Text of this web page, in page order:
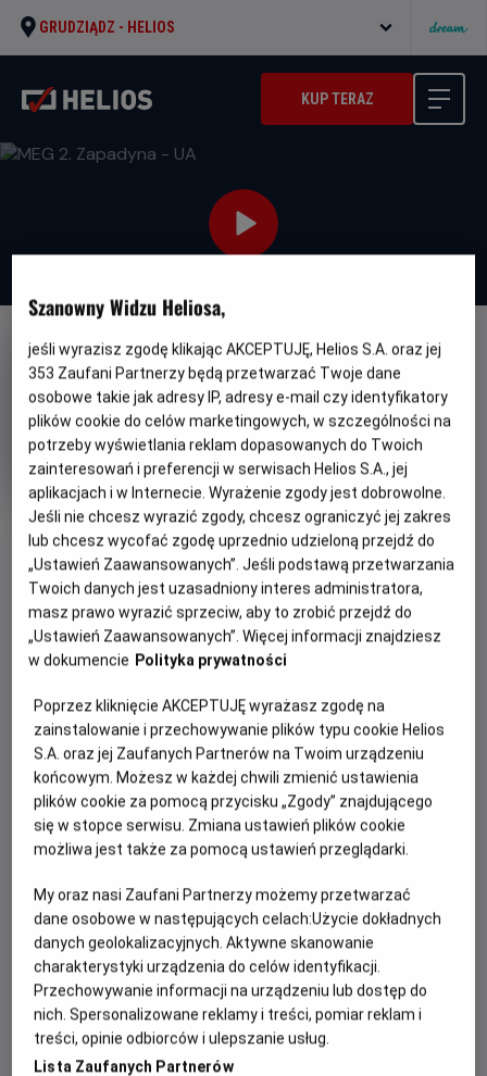
GRUDZIĄDZ - HELIOS
KUP TERAZ
DUBBING WERSJA JĘZYKOWA UA
OBSERWUJ
MEG 2. Zapadyna - UA
Oryginalny
tytuł
The Meg 2: The Trench Gatunek
Akcja / Science
fiction
Minimalny
wiek
Od 13 lat
Czas
trwania
116 min
Kraj
i
rok
produkcji
USA (2023)
PREMIERA
4 sierpnia 2023
REŻYSERIA
Бен Вітлі
SCENARIUSZ
Дін Георгаріс, Еріх Хобер
OBSADA
Джейсон Стетхем, Лі Бінбін, Ву Джинг, Пейдж Кеннеді
WIĘCEJ SZCZEGÓŁÓW
OPIS FILMU
«Мег 2: Западина» – це ковток адреналіну, який чекає на
нас цього літа. Продовження суперпопулярного
блокбастеру 2018 року піднімає екшн вище неба та
занурює у небачені глибини, які кишать мегалодонами!
Пірнаймо у незвідані глибини разом із Джейсоном
Стейтемом та іконою світового екшену Ву Джингом, щоб
перетворюється на хаос, коли мінувальна операція
зловмисників загрожує зірвати їхню місію та змушує їх
самих боротись за виживання. Зіткнувшись із гігантськими
акулами-мегами та невтомними екозлочинцями, герої
мусять випередити, перемудрувати та перевершити
безжальних хижаків у гонитві наввипередки з часом.
Szanowny Widzu Heliosa,
jeśli wyrazisz zgodę klikając AKCEPTUJĘ, Helios S.A. oraz jej
353 Zaufani Partnerzy będą przetwarzać Twoje dane
osobowe takie jak adresy IP, adresy e-mail czy identyfikatory
plików cookie do celów marketingowych, w szczególności na
potrzeby wyświetlania reklam dopasowanych do Twoich
zainteresowań i preferencji w serwisach Helios S.A., jej
aplikacjach i w Internecie. Wyrażenie zgody jest dobrowolne.
Jeśli nie chcesz wyrazić zgody, chcesz ograniczyć jej zakres
lub chcesz wycofać zgodę uprzednio udzieloną przejdź do
„Ustawień Zaawansowanych”. Jeśli podstawą przetwarzania
Twoich danych jest uzasadniony interes administratora,
masz prawo wyrazić sprzeciw, aby to zrobić przejdź do
„Ustawień Zaawansowanych”. Więcej informacji znajdziesz
w dokumencie Polityka prywatności
Poprzez kliknięcie AKCEPTUJĘ wyrażasz zgodę na
zainstalowanie i przechowywanie plików typu cookie Helios
S.A. oraz jej Zaufanych Partnerów na Twoim urządzeniu
końcowym. Możesz w każdej chwili zmienić ustawienia
plików cookie za pomocą przycisku „Zgody” znajdującego
się w stopce serwisu. Zmiana ustawień plików cookie
możliwa jest także za pomocą ustawień przeglądarki.
My oraz nasi Zaufani Partnerzy możemy przetwarzać
dane osobowe w następujących celach:Użycie dokładnych
danych geolokalizacyjnych. Aktywne skanowanie
charakterystyki urządzenia do celów identyfikacji.
Przechowywanie informacji na urządzeniu lub dostęp do
nich. Spersonalizowane reklamy i treści, pomiar reklam i
treści, opinie odbiorców i ulepszanie usług.
Lista Zaufanych Partnerów